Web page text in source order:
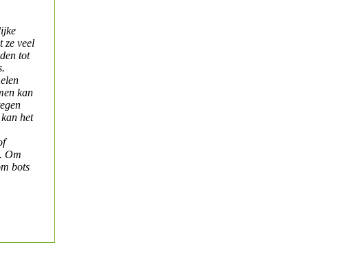
ze veel
tot
kan
het
Om
bots